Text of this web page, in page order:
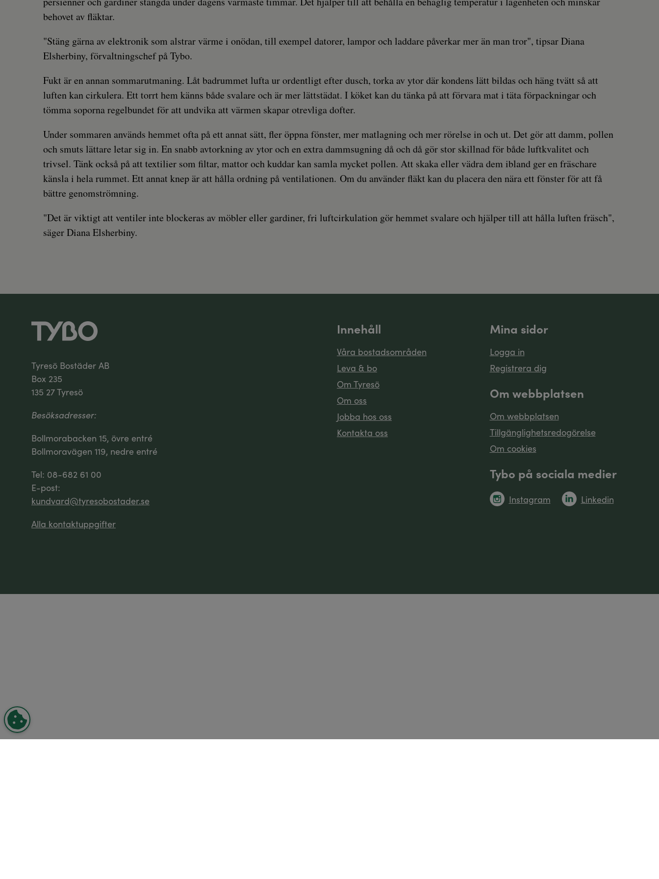
behovet av fläktar.
"Stäng gärna av elektronik som alstrar värme i onödan, till exempel datorer, lampor och laddare påverkar mer än man tror", tipsar Diana
Elsherbiny, förvaltningschef på Tybo.
Fukt är en annan sommarutmaning. Låt badrummet lufta ur ordentligt efter dusch, torka av ytor där kondens lätt bildas och häng tvätt så att
luften kan cirkulera. Ett torrt hem känns både svalare och är mer lättstädat. I köket kan du tänka på att förvara mat i täta förpackningar och
tömma soporna regelbundet för att undvika att värmen skapar otrevliga dofter.
Under sommaren används hemmet ofta på ett annat sätt, fler öppna fönster, mer matlagning och mer rörelse in och ut. Det gör att damm, pollen
och smuts lättare letar sig in. En snabb avtorkning av ytor och en extra dammsugning då och då gör stor skillnad för både luftkvalitet och
trivsel. Tänk också på att textilier som filtar, mattor och kuddar kan samla mycket pollen. Att skaka eller vädra dem ibland ger en fräschare
känsla i hela rummet. Ett annat knep är att hålla ordning på ventilationen. Om du använder fläkt kan du placera den nära ett fönster för att få
bättre genomströmning.
"Det är viktigt att ventiler inte blockeras av möbler eller gardiner, fri luftcirkulation gör hemmet svalare och hjälper till att hålla luften fräsch",
säger Diana Elsherbiny.
Tyresö Bostäder AB
Box 235
135 27 Tyresö
Besöksadresser:
Bollmorabacken 15, övre entré
Bollmoravägen 119, nedre entré
Tel: 08-682 61 00
E-post:
kundvard@tyresobostader.se
Alla kontaktuppgifter
Innehåll
Våra bostadsområden
Leva & bo
Om Tyresö
Om oss
Jobba hos oss
Kontakta oss
Mina sidor
Logga in
Registrera dig
Om webbplatsen
Om webbplatsen
Tillgänglighetsredogörelse
Om cookies
Tybo på sociala medier
Instagram Linkedin